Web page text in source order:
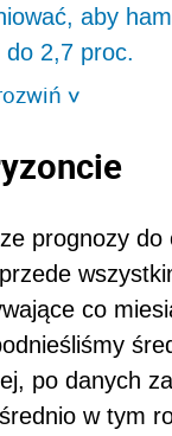
aby
2,7 proc.
>
prognozy do
co
po danych
w tym